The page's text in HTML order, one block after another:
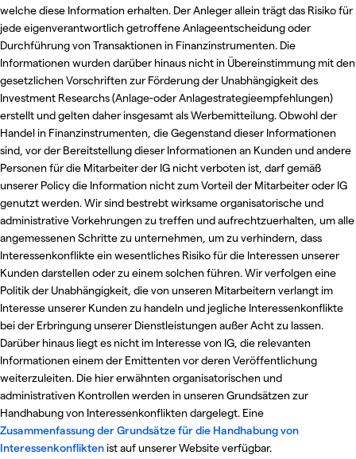
welche diese Information erhalten. Der Anleger allein trägt das Risiko für
jede eigenverantwortlich getroffene Anlageentscheidung oder
Durchführung von Transaktionen in Finanzinstrumenten. Die
Informationen wurden darüber hinaus nicht in Übereinstimmung mit den
gesetzlichen Vorschriften zur Förderung der Unabhängigkeit des
Investment Researchs (Anlage-oder Anlagestrategieempfehlungen)
erstellt und gelten daher insgesamt als Werbemitteilung. Obwohl der
Handel in Finanzinstrumenten, die Gegenstand dieser Informationen
sind, vor der Bereitstellung dieser Informationen an Kunden und andere
Personen für die Mitarbeiter der IG nicht verboten ist, darf gemäß
unserer Policy die Information nicht zum Vorteil der Mitarbeiter oder IG
genutzt werden. Wir sind bestrebt wirksame organisatorische und
administrative Vorkehrungen zu treffen und aufrechtzuerhalten, um alle
angemessenen Schritte zu unternehmen, um zu verhindern, dass
Interessenkonflikte ein wesentliches Risiko für die Interessen unserer
Kunden darstellen oder zu einem solchen führen. Wir verfolgen eine
Politik der Unabhängigkeit, die von unseren Mitarbeitern verlangt im
Interesse unserer Kunden zu handeln und jegliche Interessenkonflikte
bei der Erbringung unserer Dienstleistungen außer Acht zu lassen.
Darüber hinaus liegt es nicht im Interesse von IG, die relevanten
Informationen einem der Emittenten vor deren Veröffentlichung
weiterzuleiten. Die hier erwähnten organisatorischen und
administrativen Kontrollen werden in unseren Grundsätzen zur
Handhabung von Interessenkonflikten dargelegt. Eine
Zusammenfassung der Grundsätze für die Handhabung von
Interessenkonfliktenist auf unserer Website verfügbar.